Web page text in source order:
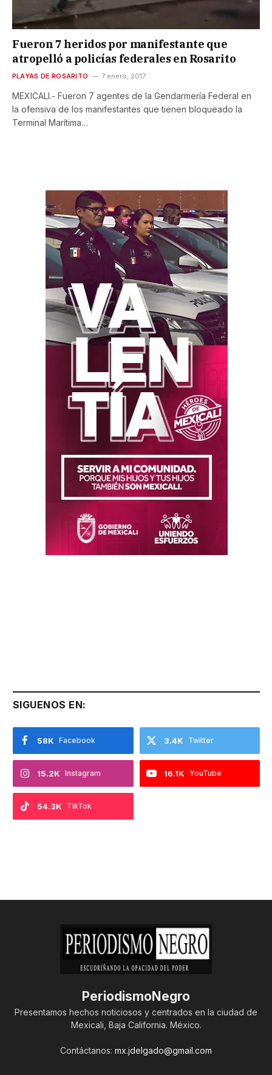
Fueron 7 heridos por manifestante que
atropelló a policías federales en Rosarito
PLAYAS DE ROSARITO 7 enero, 2017
MEXICALI.- Fueron 7 agentes de la Gendarmería Federal en
la ofensiva de los manifestantes que tienen bloqueado la
Terminal Marítima…
SIGUENOS EN:
Facebook
58K Twitter
3.4K
Instagram
15.2K YouTube
16.1K
TikTok
54.3K
PeriodismoNegro
Presentamos hechos noticiosos y centrados en la ciudad de
Mexicali, Baja California. México.
Contáctanos: mx.jdelgado@gmail.com